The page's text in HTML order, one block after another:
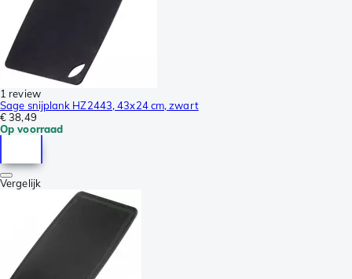
1 review
Sage snijplank HZ2443, 43x24 cm, zwart
€ 38,49
Op voorraad
Vergelijk